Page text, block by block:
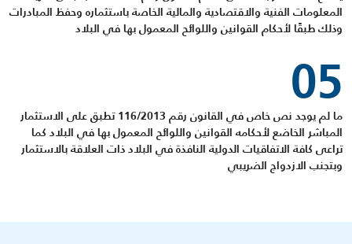
المعلومات الفنية والاقتصادية والمالية الخاصة باستثماره وحفظ المبادرات
وذلك طبقًا لأحكام القوانين واللوائح المعمول بها في البلاد
05
ما لم يوجد نص خاص في القانون رقم 116/2013 تطبق على الاستثمار
المباشر الخاضع لأحكامه القوانين واللوائح المعمول بها في البلاد كما
تراعى كافة الاتفاقيات الدولية النافذة في البلاد ذات العلاقة بالاستثمار
وبتجنب الازدواج الضريبي